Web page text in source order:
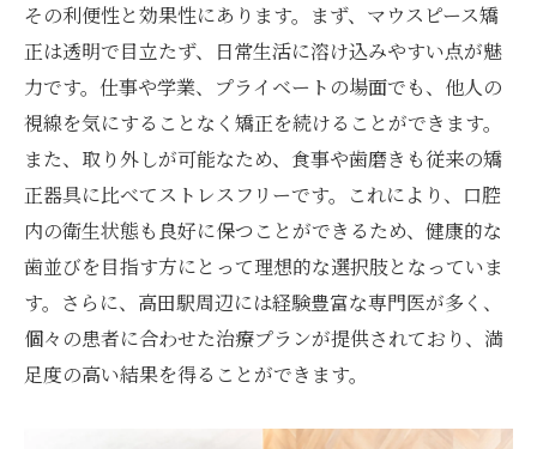
患者が安心する治療プロセス
高田駅での成功事例一覧
治療後の満足度を高める工夫
心強いサポートで安心を提供
マウスピース矯正が人気の理由は？高田駅での
実績を探る
実績が証明する高田駅の信頼性
人気の秘密を探る
実績豊富なクリニックが提供する安心
高田駅での治療実績の詳細
患者が選ぶ理由を徹底解剖
その利便性と効果性にあります。まず、マウスピース矯
正は透明で目立たず、日常生活に溶け込みやすい点が魅
力です。仕事や学業、プライベートの場面でも、他人の
視線を気にすることなく矯正を続けることができます。
また、取り外しが可能なため、食事や歯磨きも従来の矯
正器具に比べてストレスフリーです。これにより、口腔
内の衛生状態も良好に保つことができるため、健康的な
歯並びを目指す方にとって理想的な選択肢となっていま
す。さらに、高田駅周辺には経験豊富な専門医が多く、
個々の患者に合わせた治療プランが提供されており、満
足度の高い結果を得ることができます。